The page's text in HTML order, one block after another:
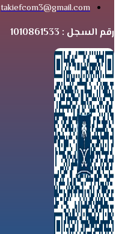
takiefcom3@gmail.com
رقم السجل : 1010861533